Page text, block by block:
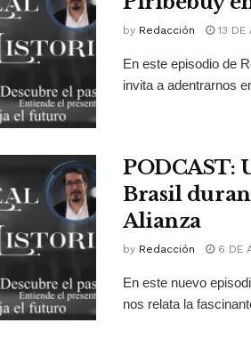
by Redacción 13 DE
En este episodio de
invita a adentrarnos
PODCAST:
Brasil
Alianza
by Redacción 6 DE
En este nuevo
nos relata la